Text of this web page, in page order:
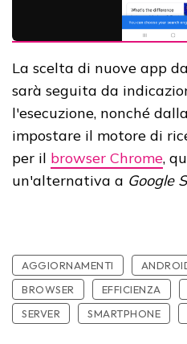
La scelta di nuove app
sarà seguita da
l'esecuzione, nonché
impostare il motore di
per il browser Chrome,
un'alternativa a Google
AGGIORNAMENTI
BROWSER
EFFICIENZA
SERVER
SMARTPHONE